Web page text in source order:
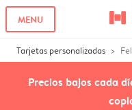
MENU
Tarjetas personalizadas
Precios bajos cada